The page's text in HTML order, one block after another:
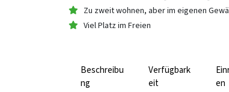
Zu zweit wohnen, aber im eigenen
Viel Platz im Freien
Beschreibu
ng
Verfügbark
eit
en